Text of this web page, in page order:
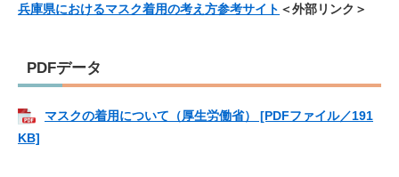
兵庫県におけるマスク着用の考え方参考サイト ＜外部リンク＞
PDFデータ
マスクの着用について（厚生労働省） [PDFファイル／191
KB]